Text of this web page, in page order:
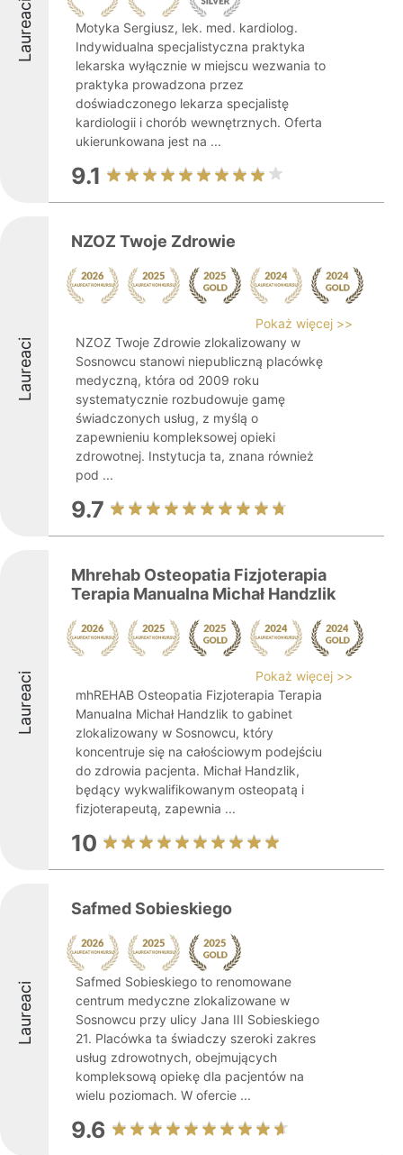
Laureaci
Motyka Sergiusz, lek. med. kardiolog.
Indywidualna specjalistyczna praktyka
lekarska wyłącznie w miejscu wezwania to
praktyka prowadzona przez
doświadczonego lekarza specjalistę
kardiologii i chorób wewnętrznych. Oferta
ukierunkowana jest na ...
9.1
Laureaci
NZOZ Twoje Zdrowie
Pokaż więcej >>
NZOZ Twoje Zdrowie zlokalizowany w
Sosnowcu stanowi niepubliczną placówkę
medyczną, która od 2009 roku
systematycznie rozbudowuje gamę
świadczonych usług, z myślą o
zapewnieniu kompleksowej opieki
zdrowotnej. Instytucja ta, znana również
pod ...
9.7
Laureaci
Mhrehab Osteopatia Fizjoterapia
Terapia Manualna Michał Handzlik
Pokaż więcej >>
mhREHAB Osteopatia Fizjoterapia Terapia
Manualna Michał Handzlik to gabinet
zlokalizowany w Sosnowcu, który
koncentruje się na całościowym podejściu
do zdrowia pacjenta. Michał Handzlik,
będący wykwalifikowanym osteopatą i
fizjoterapeutą, zapewnia ...
10
Laureaci
Safmed Sobieskiego
Safmed Sobieskiego to renomowane
centrum medyczne zlokalizowane w
Sosnowcu przy ulicy Jana III Sobieskiego
21. Placówka ta świadczy szeroki zakres
usług zdrowotnych, obejmujących
kompleksową opiekę dla pacjentów na
wielu poziomach. W ofercie ...
9.6